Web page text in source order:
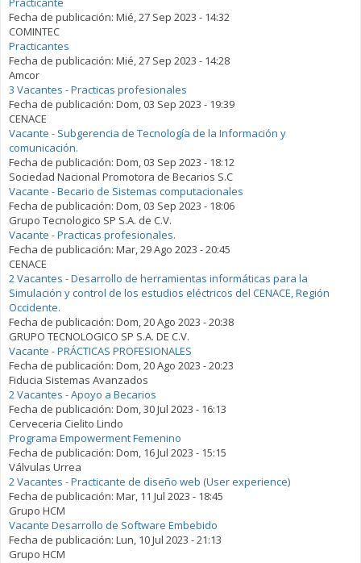
Fecha de publicación: Mié, 27 Sep 2023 - 14:32
COMINTEC
Practicantes
Fecha de publicación: Mié, 27 Sep 2023 - 14:28
Amcor
3 Vacantes - Practicas profesionales
Fecha de publicación: Dom, 03 Sep 2023 - 19:39
CENACE
Vacante - Subgerencia de Tecnología de la Información y
comunicación.
Fecha de publicación: Dom, 03 Sep 2023 - 18:12
Sociedad Nacional Promotora de Becarios S.C
Vacante - Becario de Sistemas computacionales
Fecha de publicación: Dom, 03 Sep 2023 - 18:06
Grupo Tecnologico SP S.A. de C.V.
Vacante - Practicas profesionales.
Fecha de publicación: Mar, 29 Ago 2023 - 20:45
CENACE
2 Vacantes - Desarrollo de herramientas informáticas para la
Simulación y control de los estudios eléctricos del CENACE, Región
Occidente.
Fecha de publicación: Dom, 20 Ago 2023 - 20:38
GRUPO TECNOLOGICO SP S.A. DE C.V.
Vacante - PRÁCTICAS PROFESIONALES
Fecha de publicación: Dom, 20 Ago 2023 - 20:23
Fiducia Sistemas Avanzados
2 Vacantes - Apoyo a Becarios
Fecha de publicación: Dom, 30 Jul 2023 - 16:13
Cerveceria Cielito Lindo
Programa Empowerment Femenino
Fecha de publicación: Dom, 16 Jul 2023 - 15:15
Válvulas Urrea
2 Vacantes - Practicante de diseño web (User experience)
Fecha de publicación: Mar, 11 Jul 2023 - 18:45
Grupo HCM
Vacante Desarrollo de Software Embebido
Fecha de publicación: Lun, 10 Jul 2023 - 21:13
Grupo HCM